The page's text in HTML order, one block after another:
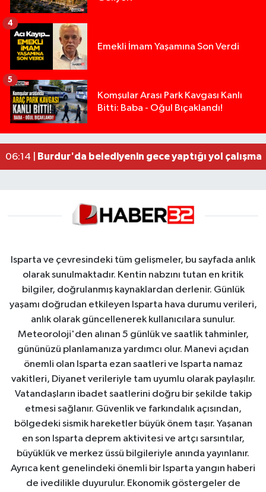
Emekli İmam Yaşamına Son Verdi
4
Komşular Arası Park Kavgası Kanlı
Bitti: Baba - Oğul Bıçaklandı!
5
13:48 |Tarsus'taki silahlı kavgada ölü sayısı 2'ye
09:47 |Tarsus'ta silahlı kavga: Kuzenlerden biri öldü,
09:44 |Yasal sınırın yaklaşık 10 katı alkollü çıkan
06:14 |
Burdur'da belediyenin gece yaptığı yol
Isparta ve çevresindeki tüm gelişmeler, bu sayfada anlık
olarak sunulmaktadır. Kentin nabzını tutan en kritik
bilgiler, doğrulanmış kaynaklardan derlenir. Günlük
yaşamı doğrudan etkileyen Isparta hava durumu verileri,
anlık olarak güncellenerek kullanıcılara sunulur.
Meteoroloji'den alınan 5 günlük ve saatlik tahminler,
gününüzü planlamanıza yardımcı olur. Manevi açıdan
önemli olan Isparta ezan saatleri ve Isparta namaz
vakitleri, Diyanet verileriyle tam uyumlu olarak paylaşılır.
Vatandaşların ibadet saatlerini doğru bir şekilde takip
etmesi sağlanır. Güvenlik ve farkındalık açısından,
bölgedeki sismik hareketler büyük önem taşır. Yaşanan
en son Isparta deprem aktivitesi ve artçı sarsıntılar,
büyüklük ve merkez üssü bilgileriyle anında yayınlanır.
Ayrıca kent genelindeki önemli bir Isparta yangın haberi
de ivedilikle duyurulur. Ekonomik göstergeler de